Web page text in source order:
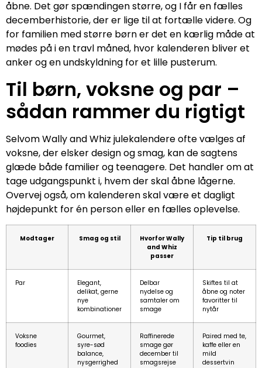
åbne. Det gør spændingen større, og I får en fælles
decemberhistorie, der er lige til at fortælle videre. Og
for familien med større børn er det en kærlig måde at
mødes på i en travl måned, hvor kalenderen bliver et
anker og en undskyldning for et lille pusterum.
Til børn, voksne og par –
sådan rammer du rigtigt
Selvom Wally and Whiz julekalendere ofte vælges af
voksne, der elsker design og smag, kan de sagtens
glæde både familier og teenagere. Det handler om at
tage udgangspunkt i, hvem der skal åbne lågerne.
Overvej også, om kalenderen skal være et dagligt
højdepunkt for én person eller en fælles oplevelse.
Modtager Smag og stil
Hvorfor Wally
and Whiz
passer
Tip til brug
Par
Elegant,
delikat, gerne
nye
kombinationer
Delbar
nydelse og
samtaler om
smage
Skiftes til at
åbne og noter
favoritter til
nytår
Voksne
foodies
Gourmet,
syre-sød
balance,
nysgerrighed
Raffinerede
smage gør
december til
smagsrejse
Paired med te,
kaffe eller en
mild
dessertvin